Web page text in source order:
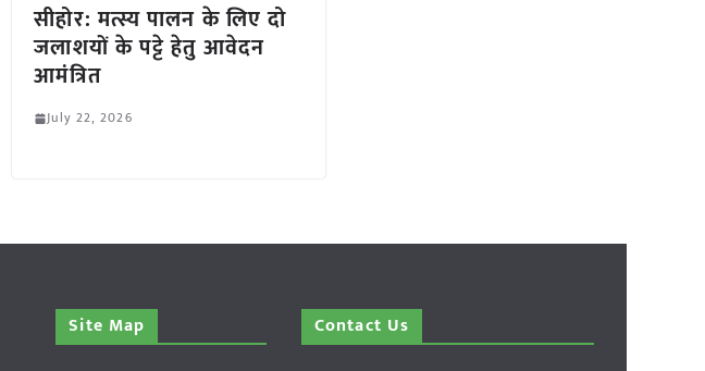
सीहोर: मत्स्य पालन के लिए दो
जलाशयों के पट्टे हेतु आवेदन
आमंत्रित
July 22, 2026
Site Map Contact Us